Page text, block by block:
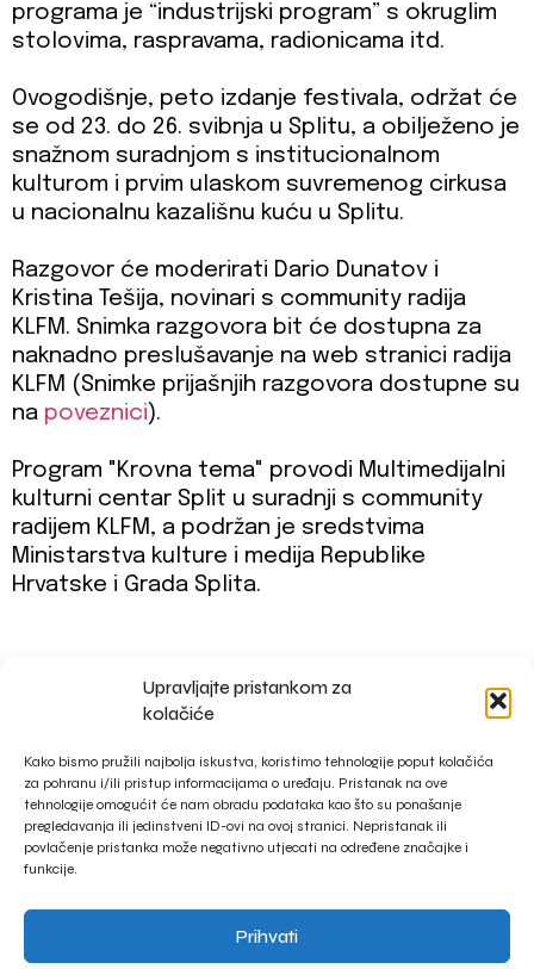
Upravljajte pristankom za
kolačiće
Kako bismo pružili najbolja iskustva, koristimo tehnologije poput kolačića
za pohranu i/ili pristup informacijama o uređaju. Pristanak na ove
tehnologije omogućit će nam obradu podataka kao što su ponašanje
pregledavanja ili jedinstveni ID-ovi na ovoj stranici. Nepristanak ili
povlačenje pristanka može negativno utjecati na određene značajke i
funkcije.
Prihvati
programa je “industrijski program” s okruglim
stolovima, raspravama, radionicama itd.
Ovogodišnje, peto izdanje festivala, održat će
se od 23. do 26. svibnja u Splitu, a obilježeno je
snažnom suradnjom s institucionalnom
kulturom i prvim ulaskom suvremenog cirkusa
u nacionalnu kazališnu kuću u Splitu.
Razgovor će moderirati Dario Dunatov i
Kristina Tešija, novinari s community radija
KLFM. Snimka razgovora bit će dostupna za
naknadno preslušavanje na web stranici radija
KLFM (Snimke prijašnjih razgovora dostupne su
na poveznici).
Program "Krovna tema" provodi Multimedijalni
kulturni centar Split u suradnji s community
radijem KLFM, a podržan je sredstvima
Ministarstva kulture i medija Republike
Hrvatske i Grada Splita.
impressum
privacy policy